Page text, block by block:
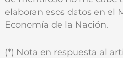
elaboran esos datos en el
Economía de la Nación.
(*) Nota en respuesta al